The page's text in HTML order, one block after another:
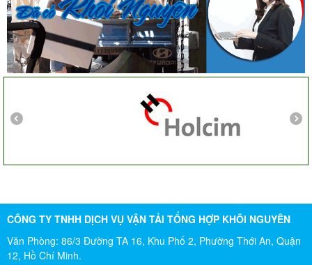
Chị Tố Nhi
Tô Hiến Thành - Quận 10
CÔNG TY TNHH DỊCH VỤ VẬN TẢI TỔNG HỢP KHÔI NGUYÊN
Văn Phòng: 86/3 Đường TA 16, Khu Phố 2, Phường Thới An, Quận
12, Hồ Chí Minh.